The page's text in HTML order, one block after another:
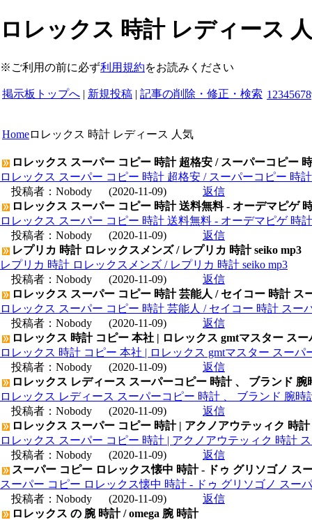
ロレックス 時計 レディース
※ご利用の前に必ず利用規約をお読みください
掲示板トップへ | 新規投稿 | 記事の削除・修正・検索 1 2345678
Homeロレックス 時計 レディース 人気
ロレックス スーパー コピー 時計 超格安 / スーパーコピー
ロレックス スーパー コピー 時計 超格安 / スーパーコピー 時
投稿者： Nobody (2020-11-09)
返信
ロレックス スーパー コピー 時計 送料無料 - オーデマピゲ
ロレックス スーパー コピー 時計 送料無料 - オーデマピゲ 時
投稿者： Nobody (2020-11-09)
返信
レプリカ 時計 ロレックスメンズ / レプリカ 時計 seiko mp3
レプリカ 時計 ロレックスメンズ / レプリカ 時計 seiko mp3
投稿者： Nobody (2020-11-09)
返信
ロレックス スーパー コピー 時計 芸能人 / セイコー 時計 ス
ロレックス スーパー コピー 時計 芸能人 / セイコー 時計 スー
投稿者： Nobody (2020-11-09)
返信
ロレックス 時計 コピー 本社 | ロレックス gmtマスター ス
ロレックス 時計 コピー 本社 | ロレックス gmtマスター スーパ
投稿者： Nobody (2020-11-09)
返信
ロレックス レディース スーパーコピー 時計 、 ブランド
ロレックス レディース スーパーコピー 時計 、 ブランド 腕時
投稿者： Nobody (2020-11-09)
返信
ロレックス スーパー コピー 時計 | アクノアウテッィク 時
ロレックス スーパー コピー 時計 | アクノアウテッィク 時計
投稿者： Nobody (2020-11-09)
返信
スーパー コピー ロレックス懐中 時計 - ドゥ グリソゴノ ス
スーパー コピー ロレックス懐中 時計 - ドゥ グリソゴノ スー
投稿者： Nobody (2020-11-09)
返信
ロレックス の 腕 時計 / omega 腕 時計